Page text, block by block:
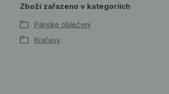
Zboží zařazeno v kategoriích
Pánské oblečení
Kraťasy